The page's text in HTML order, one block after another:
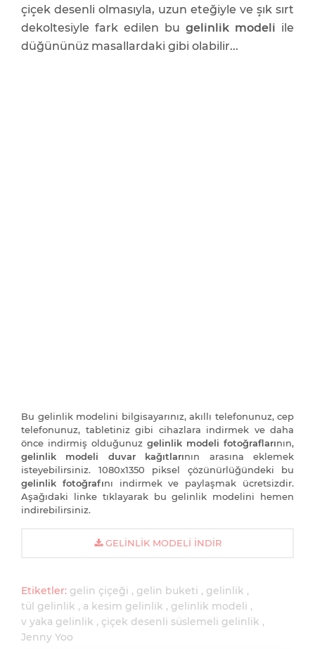
çiçek desenli olmasıyla, uzun eteğiyle ve şık sırt
dekoltesiyle fark edilen bu gelinlik modeli ile
düğününüz masallardaki gibi olabilir...
Bu gelinlik modelini bilgisayarınız, akıllı telefonunuz, cep
telefonunuz, tabletiniz gibi cihazlara indirmek ve daha
önce indirmiş olduğunuz gelinlik modeli fotoğraflarının,
gelinlik modeli duvar kağıtlarının arasına eklemek
isteyebilirsiniz. 1080x1350 piksel çözünürlüğündeki bu
gelinlik fotoğrafını indirmek ve paylaşmak ücretsizdir.
Aşağıdaki linke tıklayarak bu gelinlik modelini hemen
indirebilirsiniz.
GELINLIK MODELI İNDIR
Etiketler: gelin çiçeği gelin buketi
gelinlik
tül gelinlik
a kesim gelinlik
gelinlik modeli
v yaka gelinlik
çiçek desenli süslemeli gelinlik
Jenny Yoo